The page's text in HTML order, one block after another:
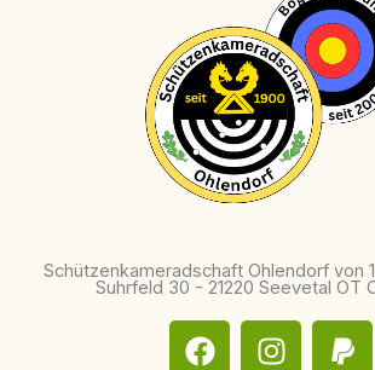
Schützenkameradschaft Ohlendorf von
Suhrfeld 30 - 21220 Seevetal OT
F
I
P